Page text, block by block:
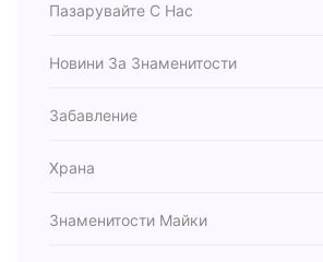
Пазарувайте С Нас
Новини За Знаменитости
Забавление
Храна
Знаменитости Майки